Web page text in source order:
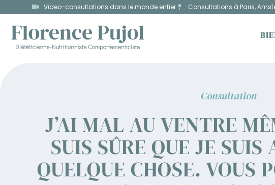
Video-consultations dans le monde entier Consultations à Paris,
Consultation
J’AI MAL AU VENTRE
SUIS SÛRE QUE JE
QUELQUE CHOSE. VOUS